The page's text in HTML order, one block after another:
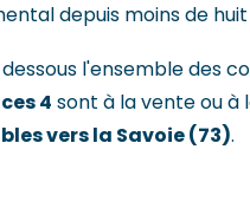
depuis moins de huit
l'ensemble des
4 sont à la vente ou
vers la Savoie (73).